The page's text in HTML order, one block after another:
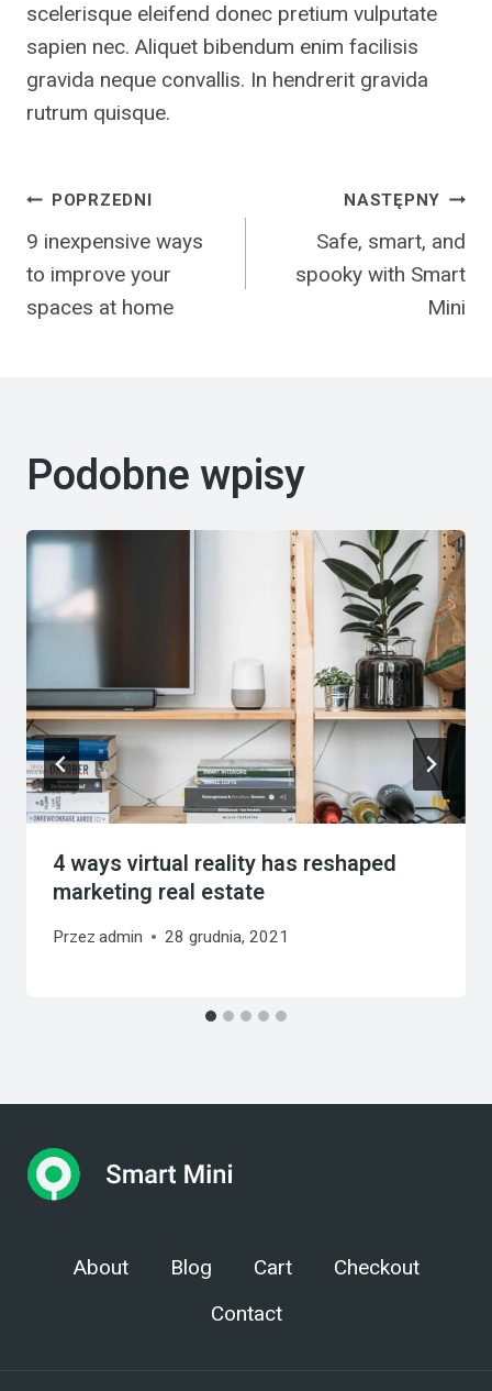
scelerisque eleifend donec pretium vulputate
sapien nec. Aliquet bibendum enim facilisis
gravida neque convallis. In hendrerit gravida
rutrum quisque.
Nawigacja
wpisu
POPRZEDNI
9 inexpensive ways
to improve your
spaces at home
NASTĘPNY
Safe, smart, and
spooky with Smart
Mini
Podobne wpisy
4 ways virtual reality has reshaped
marketing real estate
Przez admin 28 grudnia, 2021
About Blog Cart
Checkout
Contact